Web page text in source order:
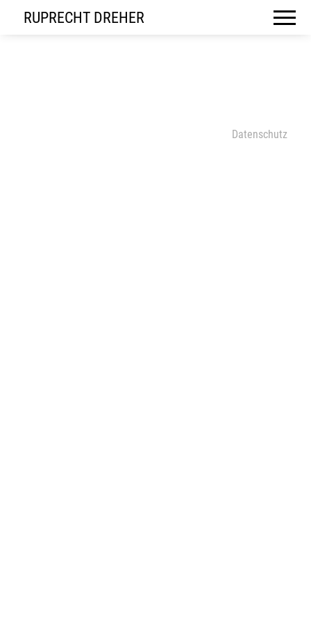
RUPRECHT DREHER
Datenschutz